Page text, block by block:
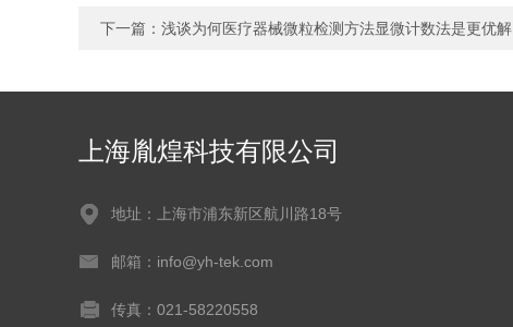
下一篇： 浅谈为何医疗器械微粒检测方法显微计数法是更优解
上海胤煌科技有限公司
地址：上海市浦东新区航川路18号
邮箱：info@yh-tek.com
传真：021-58220558